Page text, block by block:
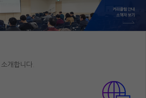
개합니다.